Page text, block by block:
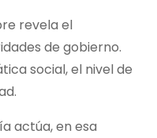
revela el
de gobierno.
social, el nivel de
actúa, en esa